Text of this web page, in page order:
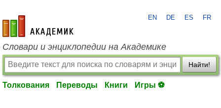
academic.ru
EN DE ES FR
Словари и энциклопедии на Академике
Найти!
Толкования Переводы Книги Игры ⚽